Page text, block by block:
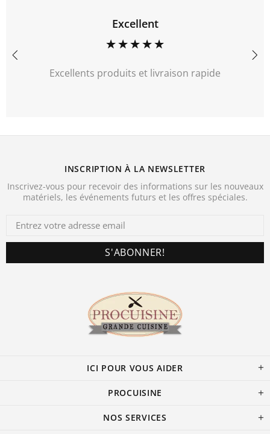
Recommander
Une large gamme de produits
INSCRIPTION À LA NEWSLETTER
Inscrivez-vous pour recevoir des informations sur les nouveaux
matériels, les événements futurs et les offres spéciales.
ICI POUR VOUS AIDER
PROCUISINE
NOS SERVICES